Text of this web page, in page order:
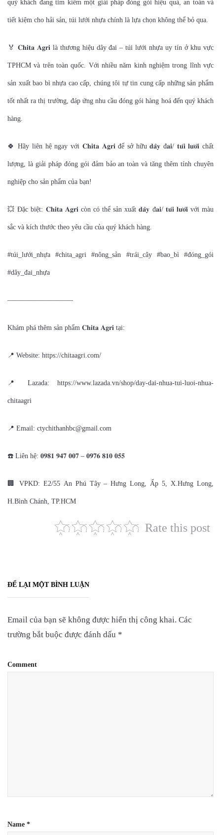
quý khách đang tìm kiếm một giải pháp đóng gói hiệu quả, an toàn và
tiết kiệm cho hải sản, túi lưới nhựa chính là lựa chọn không thể bỏ qua.
🏅 𝐂𝐡𝐢𝐭𝐚 𝐀𝐠𝐫𝐢 là thương hiệu dây đai – túi lưới nhựa uy tín ở khu vực
TPHCM và trên toàn quốc. Với nhiều năm kinh nghiệm trong lĩnh vực
sản xuất bao bì nhựa cao cấp, chúng tôi tự tin cung cấp những sản phẩm
tốt nhất ra thị trường, đáp ứng nhu cầu đóng gói hàng hoá đến quý khách
hàng.
🍀 Hãy liên hệ ngay với 𝐂𝐡𝐢𝐭𝐚 𝐀𝐠𝐫𝐢 để sở hữu 𝐝𝐚̂𝐲 đ𝐚𝐢/ 𝐭𝐮́𝐢 𝐥𝐮̛𝐨̛́𝐢 chất
lượng, là giải pháp đóng gói đảm bảo an toàn và tăng thêm tính chuyên
nghiệp cho sản phẩm của bạn!
💥 Đặc biệt: 𝐂𝐡𝐢𝐭𝐚 𝐀𝐠𝐫𝐢 còn có thể sản xuất 𝐝𝐚̂𝐲 đ𝐚𝐢/ 𝐭𝐮́𝐢 𝐥𝐮̛𝐨̛́𝐢 với màu
sắc và kích thước theo yêu cầu của quý khách hàng.
#túi_lưới_nhựa #chita_agri #nông_sản #trái_cây #bao_bì #đóng_gói
#dây_đai_nhựa
—————————–
Khám phá thêm sản phẩm 𝐂𝐡𝐢𝐭𝐚 𝐀𝐠𝐫𝐢 tại:
📍 Website: https://chitaagri.com/
📍 Lazada: https://www.lazada.vn/shop/day-dai-nhua-tui-luoi-nhua-
chitaagri
📍 Email: ctychithanhbc@gmail.com
☎️ Liên hệ: 𝟎𝟗𝟖𝟏 𝟗𝟒𝟕 𝟎𝟎𝟕 – 𝟎𝟗𝟕𝟔 𝟖𝟏𝟎 𝟎𝟓𝟓
🏢 VPKD: E2/55 An Phú Tây – Hưng Long, Ấp 5, X.Hưng Long,
H.Bình Chánh, TP.HCM
Rate this post
ĐỂ LẠI MỘT BÌNH LUẬN
Email của bạn sẽ không được hiển thị công khai. Các
trường bắt buộc được đánh dấu *
Comment
Name *